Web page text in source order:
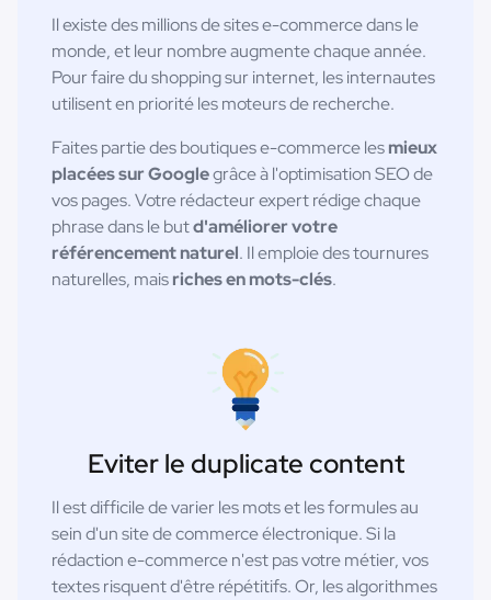
Il existe des millions de sites e-commerce dans le
monde, et leur nombre augmente chaque année.
Pour faire du shopping sur internet, les internautes
utilisent en priorité les moteurs de recherche.
Faites partie des boutiques e-commerce lesmieux
placées sur Googlegrâce à l'optimisation SEO de
vos pages. Votre rédacteur expert rédige chaque
phrase dans le butd'améliorer votre
référencement naturel. Il emploie des tournures
naturelles, maisriches en mots-clés.
Eviter le duplicate content
Il est difficile de varier les mots et les formules au
sein d'un site de commerce électronique. Si la
rédaction e-commerce n'est pas votre métier, vos
textes risquent d'être répétitifs. Or, les algorithmes